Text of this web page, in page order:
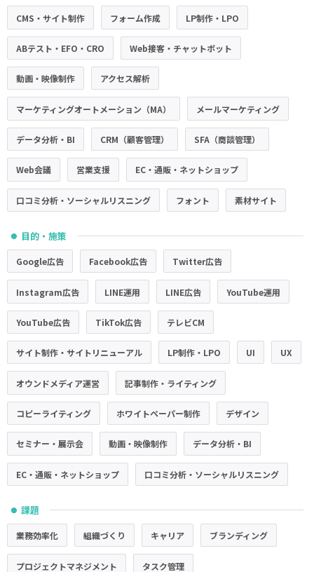
CMS・サイト制作 フォーム作成 LP制作・LPO
ABテスト・EFO・CRO Web接客・チャットボット
動画・映像制作 アクセス解析
マーケティングオートメーション（MA） メールマーケティング
データ分析・BI CRM（顧客管理） SFA（商談管理）
Web会議 営業支援 EC・通販・ネットショップ
口コミ分析・ソーシャルリスニング フォント 素材サイト
● 目的・施策
Google広告 Facebook広告 Twitter広告
Instagram広告 LINE運用 LINE広告 YouTube運用
YouTube広告 TikTok広告 テレビCM
サイト制作・サイトリニューアル LP制作・LPO UI UX
オウンドメディア運営 記事制作・ライティング
コピーライティング ホワイトペーパー制作 デザイン
セミナー・展示会 動画・映像制作 データ分析・BI
EC・通販・ネットショップ 口コミ分析・ソーシャルリスニング
● 課題
業務効率化 組織づくり キャリア ブランディング
プロジェクトマネジメント タスク管理